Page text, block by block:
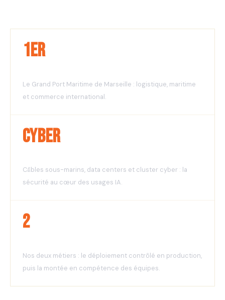
1er
Le Grand Port Maritime de Marseille : logistique, maritime
et commerce international.
Cyber
Câbles sous-marins, data centers et cluster cyber : la
sécurité au cœur des usages IA.
2
Nos deux métiers : le déploiement contrôlé en production,
puis la montée en compétence des équipes.